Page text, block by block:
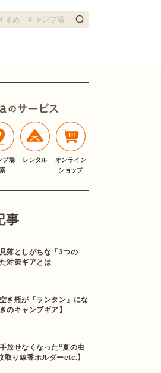
プ場
レンタル
オンライン
ショップ
事
落としがちな「3つの
対策ギアとは
き瓶が「ランタン」にな
のキャンプギア】
放せなくなった“夏の虫
取り線香ホルダーetc.】